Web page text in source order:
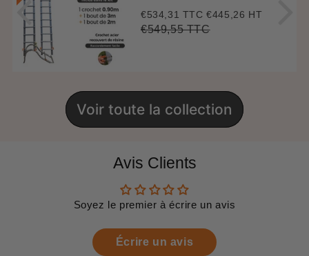
Prix
réduit
€534,31 TTC€534,31
€445,26 HT
Prix
€549,55 TTC€549,55
Voir toute la collection
Avis Clients
Soyez le premier à écrire un avis
Écrire un avis